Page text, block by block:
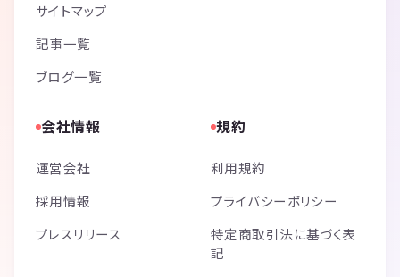
サイトマップ
記事一覧
ブログ一覧
会社情報
運営会社
採用情報
プレスリリース
規約
利用規約
プライバシーポリシー
特定商取引法に基づく表
記